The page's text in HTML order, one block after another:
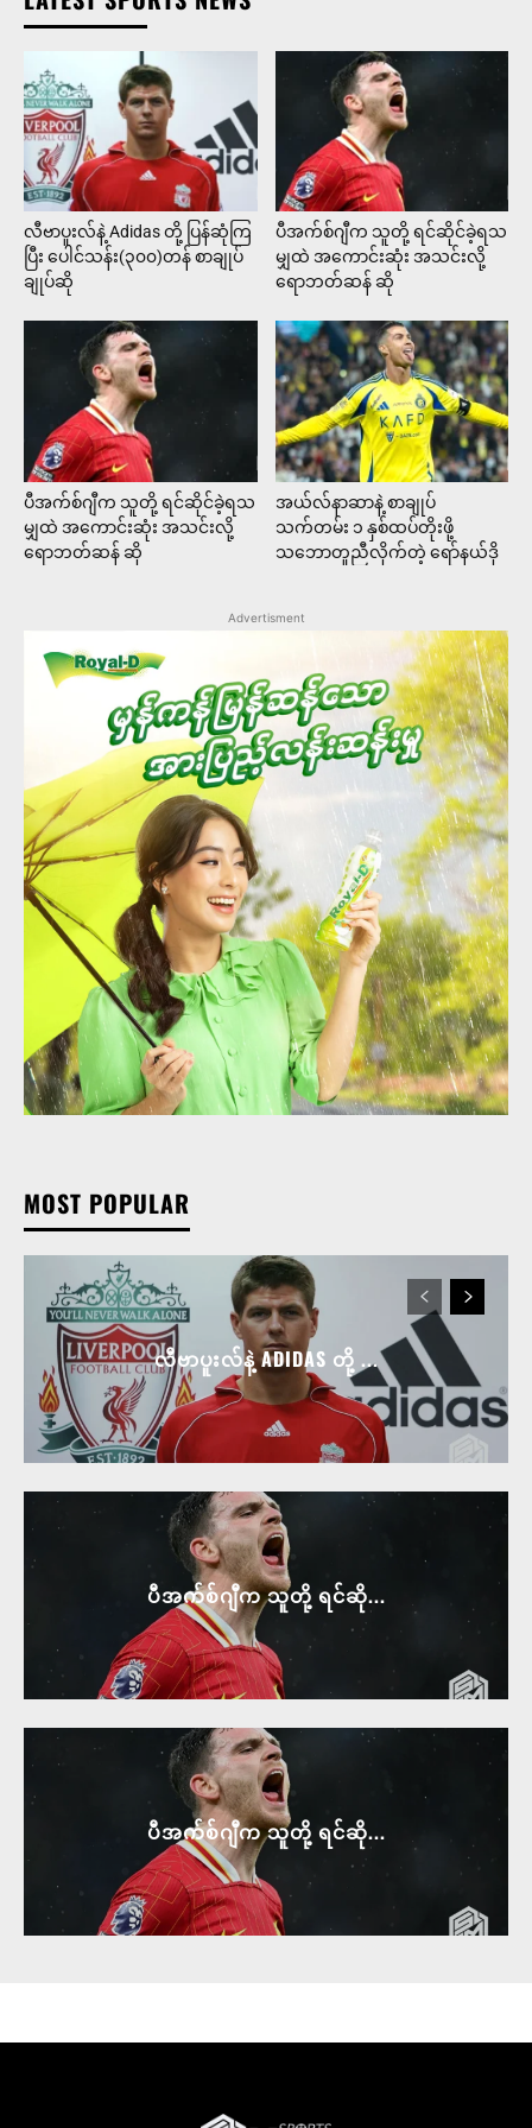
လီဗာပူးလ်နဲ့ Adidas တို့ ပြန်ဆုံကြ
ပြီး ပေါင်သန်း(၃၀၀)တန် စာချုပ်
ချုပ်ဆို
ပီအက်စ်ဂျီက သူတို့ ရင်ဆိုင်ခဲ့ရသ
မျှထဲ အကောင်းဆုံး အသင်းလို့
ရောဘတ်ဆန် ဆို
ပီအက်စ်ဂျီက သူတို့ ရင်ဆိုင်ခဲ့ရသ
မျှထဲ အကောင်းဆုံး အသင်းလို့
ရောဘတ်ဆန် ဆို
အယ်လ်နာဆာနဲ့ စာချုပ်
သက်တမ်း ၁ နှစ်ထပ်တိုးဖို့
သဘောတူညီလိုက်တဲ့ ရော်နယ်ဒို
Advertisment
MOST POPULAR
လီဗာပူးလ်နဲ့ ADIDAS တို့ ...
ပီအက်စ်ဂျီက သူတို့ ရင်ဆို...
ပီအက်စ်ဂျီက သူတို့ ရင်ဆို...